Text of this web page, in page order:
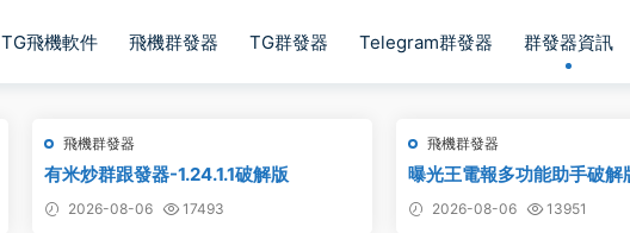
TG飛機軟件 飛機群發器 TG群發器 Telegram群發器 群發器資訊
飛機群發器
有米炒群跟發器-1.24.1.1破解版
2026-08-06 17493
飛機群發器
曝光王電報多功能助手破解
2026-08-06 13951